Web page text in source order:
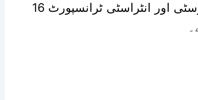
نیشنل کمانڈ اینڈ کنٹرول سینٹر اجلاس میں انٹرسٹی اور انٹراسٹی ٹرانسپورٹ 16